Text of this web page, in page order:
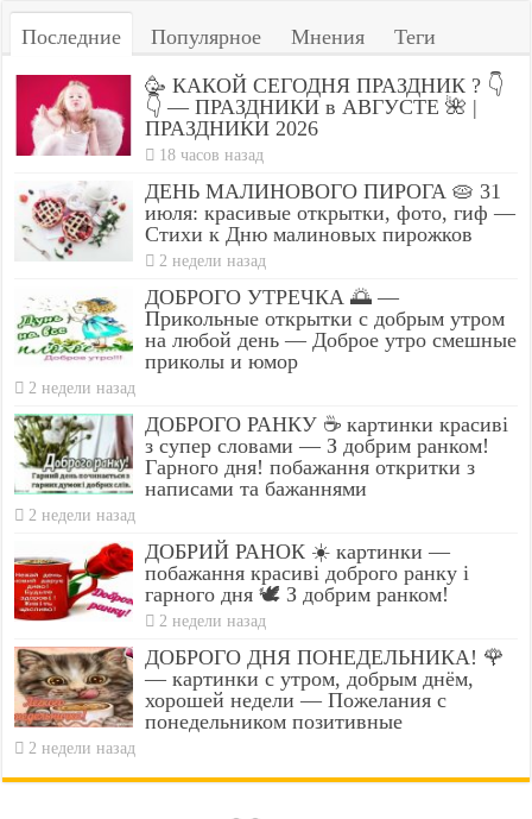
Последние Популярное Мнения Теги
🥳 КАКОЙ СЕГОДНЯ ПРАЗДНИК ? 👇
👇 — ПРАЗДНИКИ в АВГУСТЕ 🌺 |
ПРАЗДНИКИ 2026
18 часов назад
ДЕНЬ МАЛИНОВОГО ПИРОГА 🥧 31
июля: красивые открытки, фото, гиф —
Стихи к Дню малиновых пирожков
2 недели назад
ДОБРОГО УТРЕЧКА 🌅 —
Прикольные открытки с добрым утром
на любой день — Доброе утро смешные
приколы и юмор
2 недели назад
ДОБРОГО РАНКУ ☕ картинки красиві
з супер словами — З добрим ранком!
Гарного дня! побажання откритки з
написами та бажаннями
2 недели назад
ДОБРИЙ РАНОК ☀️ картинки —
побажання красиві доброго ранку і
гарного дня 🕊️ З добрим ранком!
2 недели назад
ДОБРОГО ДНЯ ПОНЕДЕЛЬНИКА! 🌹
— картинки с утром, добрым днём,
хорошей недели — Пожелания с
понедельником позитивные
2 недели назад